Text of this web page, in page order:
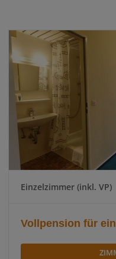
Einzelzimmer (inkl. VP)
Vollpension für